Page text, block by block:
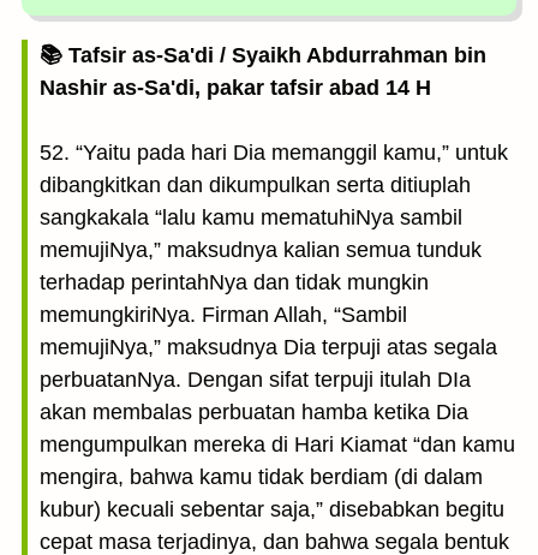
📚 Tafsir as-Sa'di / Syaikh Abdurrahman bin
Nashir as-Sa'di, pakar tafsir abad 14 H
52. “Yaitu pada hari Dia memanggil kamu,” untuk
dibangkitkan dan dikumpulkan serta ditiuplah
sangkakala “lalu kamu mematuhiNya sambil
memujiNya,” maksudnya kalian semua tunduk
terhadap perintahNya dan tidak mungkin
memungkiriNya. Firman Allah, “Sambil
memujiNya,” maksudnya Dia terpuji atas segala
perbuatanNya. Dengan sifat terpuji itulah DIa
akan membalas perbuatan hamba ketika Dia
mengumpulkan mereka di Hari Kiamat “dan kamu
mengira, bahwa kamu tidak berdiam (di dalam
kubur) kecuali sebentar saja,” disebabkan begitu
cepat masa terjadinya, dan bahwa segala bentuk